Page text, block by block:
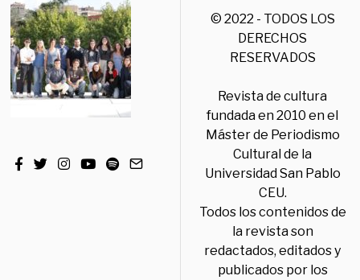
© 2022 - TODOS LOS
DERECHOS
RESERVADOS
Revista de cultura
fundada en 2010 en el
Máster de Periodismo
Cultural de la
Universidad San Pablo
CEU.
Todos los contenidos de
la revista son
redactados, editados y
publicados por los